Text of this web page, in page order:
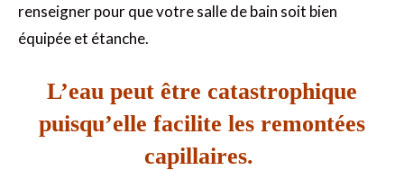
renseigner pour que votre salle de bain soit bien
équipée et étanche.
L’eau peut être catastrophique
puisqu’elle facilite les remontées
capillaires.